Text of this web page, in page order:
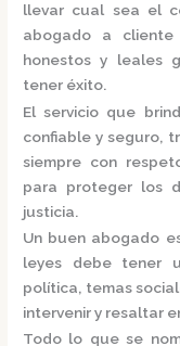
llevar cual sea el
abogado a
honestos y leales
tener éxito.
El servicio que
confiable y seguro,
siempre con
para proteger los
justicia.
Un buen abogado
leyes debe tener
política, temas
intervenir y resaltar
Todo lo que se